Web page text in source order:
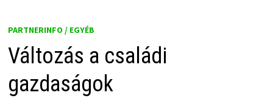
PARTNERINFO / EGYÉB
Változás a családi
gazdaságok